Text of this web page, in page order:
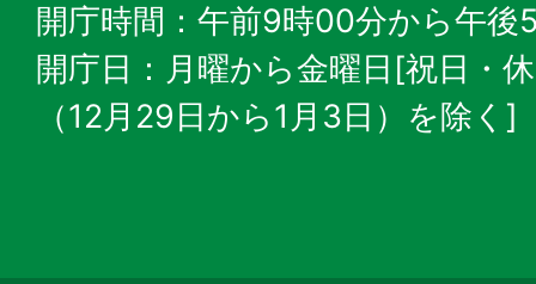
開庁時間：午前9時00分から午後
開庁日：月曜から金曜日[祝日・
（12月29日から1月3日）を除く]